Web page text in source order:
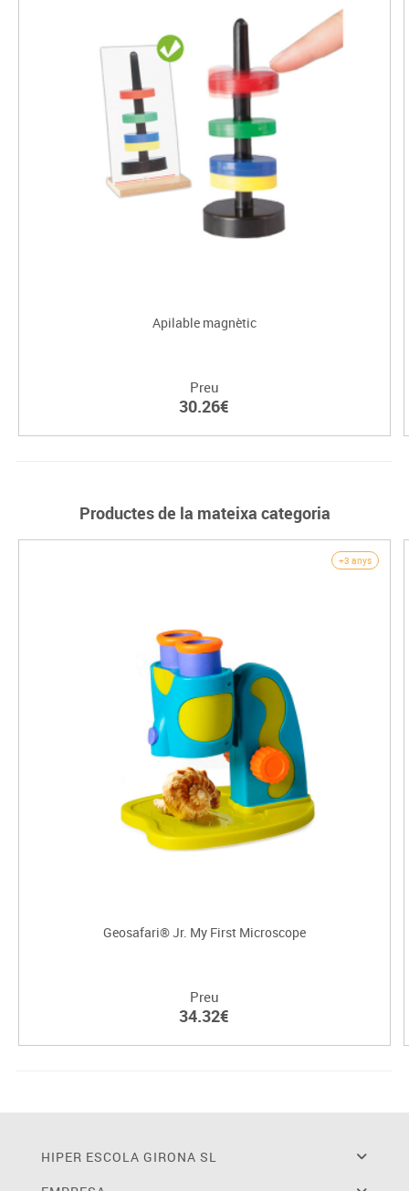
Apilable magnètic
Preu
30.26€
Productes de la mateixa categoria
+3 anys
Geosafari® Jr. My First Microscope
Preu
34.32€
HIPER ESCOLA GIRONA SL